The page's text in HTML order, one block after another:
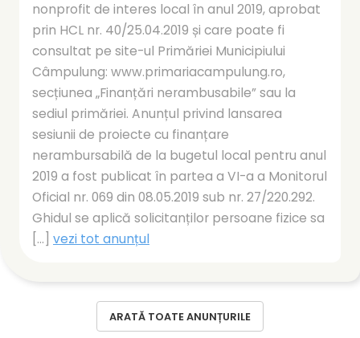
nonprofit de interes local în anul 2019, aprobat
prin HCL nr. 40/25.04.2019 și care poate fi
consultat pe site-ul Primăriei Municipiului
Câmpulung: www.primariacampulung.ro,
secțiunea „Finanțări nerambusabile” sau la
sediul primăriei. Anunțul privind lansarea
sesiunii de proiecte cu finanțare
nerambursabilă de la bugetul local pentru anul
2019 a fost publicat în partea a VI-a a Monitorul
Oficial nr. 069 din 08.05.2019 sub nr. 27/220.292.
Ghidul se aplică solicitanților persoane fizice sa
[...] vezi tot anunțul
ARATĂ TOATE ANUNȚURILE